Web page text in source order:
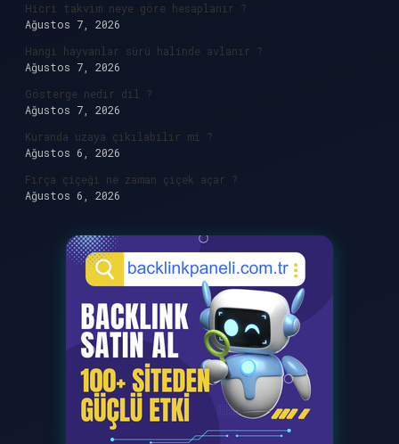
Hicri takvim neye göre hesaplanır ?
Ağustos 7, 2026
Hangi hayvanlar sürü halinde avlanır ?
Ağustos 7, 2026
Gösterge nedir dil ?
Ağustos 7, 2026
Kuranda uzaya çıkılabilir mi ?
Ağustos 6, 2026
Fırça çiçeği ne zaman çiçek açar ?
Ağustos 6, 2026